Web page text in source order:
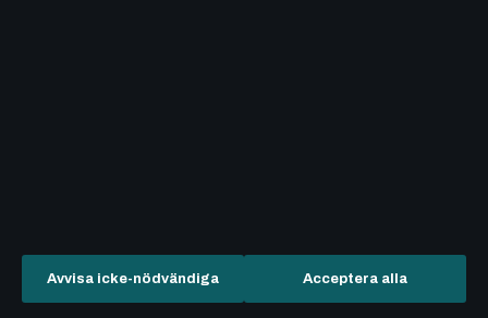
augusti 7, 2026
Avvisa icke-nödvändiga Acceptera alla